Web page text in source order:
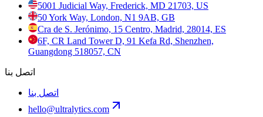
5001 Judicial Way, Frederick, MD 21703, US
50 York Way, London, N1 9AB, GB
Cra de S. Jerónimo, 15 Centro, Madrid, 28014, ES
6F, CR Land Tower D, 91 Kefa Rd, Shenzhen,
Guangdong 518057, CN
اتصل بنا
اتصل بنا
hello@ultralytics.com